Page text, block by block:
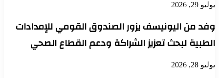
يوليو 29, 2026
وفد من اليونيسف يزور الصندوق القومي للإمدادات
الطبية لبحث تعزيز الشراكة ودعم القطاع الصحي
يوليو 28, 2026